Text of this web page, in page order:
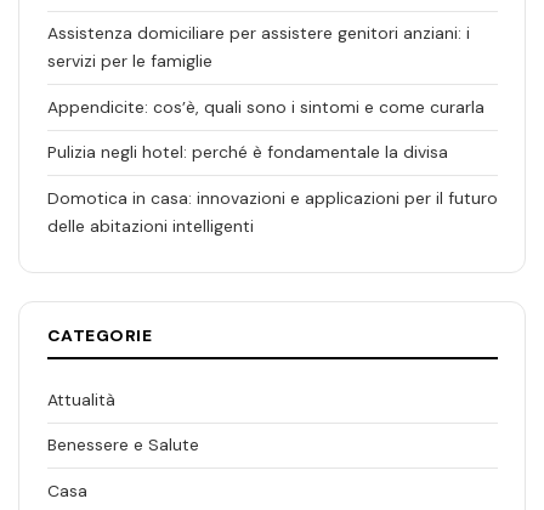
Assistenza domiciliare per assistere genitori anziani: i
servizi per le famiglie
Appendicite: cos’è, quali sono i sintomi e come curarla
Pulizia negli hotel: perché è fondamentale la divisa
Domotica in casa: innovazioni e applicazioni per il futuro
delle abitazioni intelligenti
CATEGORIE
Attualità
Benessere e Salute
Casa